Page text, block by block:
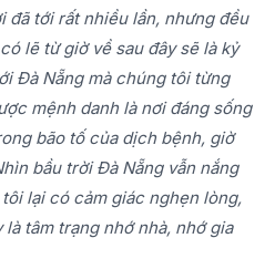
đã tới rất nhiều lần, nhưng đều
lẽ từ giờ về sau đây sẽ là kỷ
Đà Nẵng mà chúng tôi từng
mệnh danh là nơi đáng sống
bão tố của dịch bệnh, giờ
bầu trời Đà Nẵng vẫn nắng
lại có cảm giác nghẹn lòng,
tâm trạng nhớ nhà, nhớ gia